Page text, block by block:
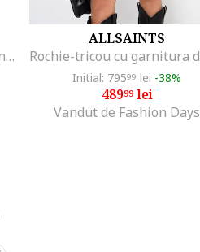
Rochie scurta cu decupaj triunghiular pe partea din spate, Negru
ALLSAINTS
Initial: 79599 lei -38%
48999lei
Vandut de Fashion Days